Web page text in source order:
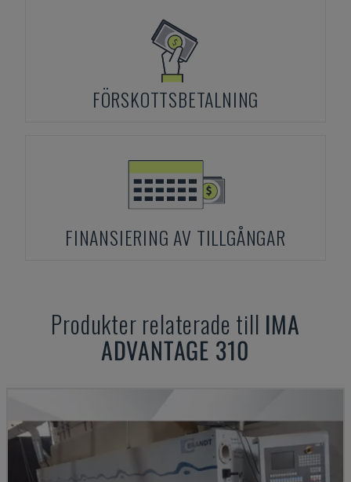
FÖRSKOTTSBETALNING
FINANSIERING AV TILLGÅNGAR
Produkter relaterade till IMA
ADVANTAGE 310